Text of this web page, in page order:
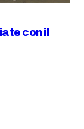
con il